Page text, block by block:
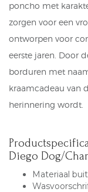
poncho met
zorgen voor een
ontworpen voor
eerste jaren. Door
borduren met
kraamcadeau van
herinnering wordt.
Diego Dog/
Materiaal